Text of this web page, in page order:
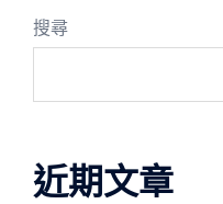
搜尋
近期文章